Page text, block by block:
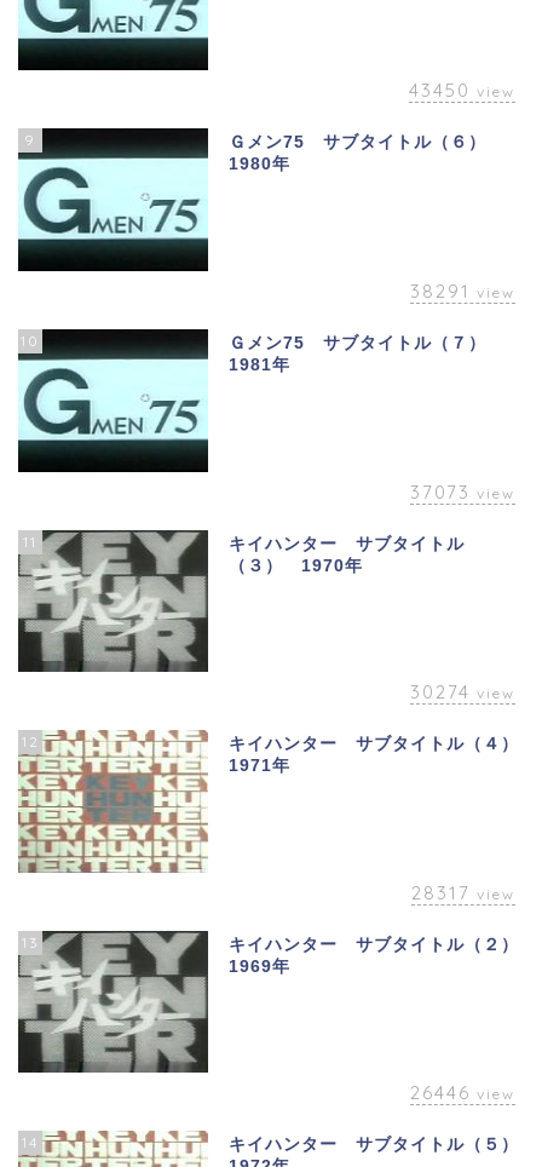
43450 view
9
Ｇメン75 サブタイトル（６）
1980年
38291 view
10
Ｇメン75 サブタイトル（７）
1981年
37073 view
11
キイハンター サブタイトル
（３） 1970年
30274 view
12
キイハンター サブタイトル（４）
1971年
28317 view
13
キイハンター サブタイトル（２）
1969年
26446 view
14
キイハンター サブタイトル（５）